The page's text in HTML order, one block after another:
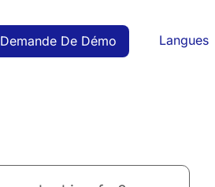
Demande De Démo Langues